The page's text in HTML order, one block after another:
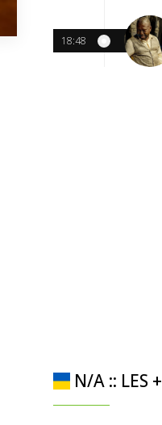
18:48
N/A :: LES